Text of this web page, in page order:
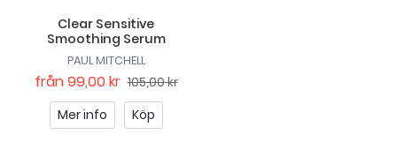
Clear Sensitive
Smoothing Serum
PAUL MITCHELL
från99,00 kr 105,00 kr
Mer info
Köp